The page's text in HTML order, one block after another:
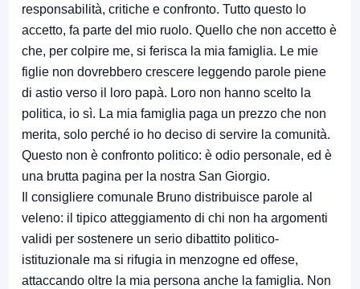
responsabilità, critiche e confronto. Tutto questo lo
accetto, fa parte del mio ruolo. Quello che non accetto è
che, per colpire me, si ferisca la mia famiglia. Le mie
figlie non dovrebbero crescere leggendo parole piene
di astio verso il loro papà. Loro non hanno scelto la
politica, io sì. La mia famiglia paga un prezzo che non
merita, solo perché io ho deciso di servire la comunità.
Questo non è confronto politico: è odio personale, ed è
una brutta pagina per la nostra San Giorgio.
Il consigliere comunale Bruno distribuisce parole al
veleno: il tipico atteggiamento di chi non ha argomenti
validi per sostenere un serio dibattito politico-
istituzionale ma si rifugia in menzogne ed offese,
attaccando oltre la mia persona anche la famiglia. Non